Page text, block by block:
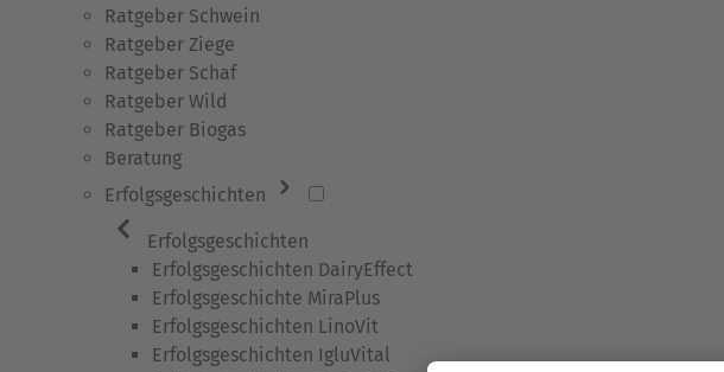
Ratgeber Schwein
Ratgeber Ziege
Ratgeber Schaf
Ratgeber Wild
Ratgeber Biogas
Beratung
Erfolgsgeschichten
Erfolgsgeschichten
Erfolgsgeschichten DairyEffect
Erfolgsgeschichte MiraPlus
Erfolgsgeschichten LinoVit
Erfolgsgeschichten IgluVital